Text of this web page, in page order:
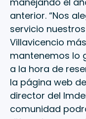
anterior. “Nos
servicio
Villavicencio
mantenemos lo
a la hora de
la página web
director del
comunidad